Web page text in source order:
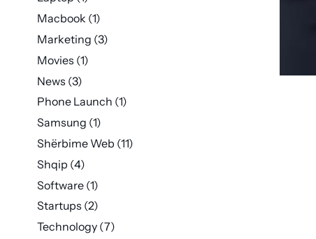
Macbook (1)
Marketing (3)
Movies (1)
News (3)
Phone Launch (1)
Samsung (1)
Shërbime Web (11)
Shqip (4)
Software(1)
Startups (2)
Technology(7)